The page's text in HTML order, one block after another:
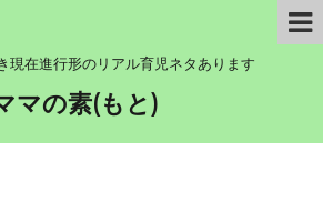
現在進行形のリアル育児ネタあります
マの素(もと)